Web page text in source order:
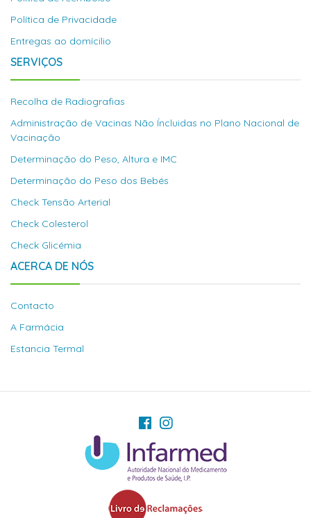
Política de Privacidade
Entregas ao domícilio
SERVIÇOS
Recolha de Radiografias
Administração de Vacinas Não Íncluidas no Plano Nacional de
Vacinação
Determinação do Peso, Altura e IMC
Determinação do Peso dos Bebés
Check Tensão Arterial
Check Colesterol
Check Glicémia
ACERCA DE NÓS
Contacto
A Farmácia
Estancia Termal